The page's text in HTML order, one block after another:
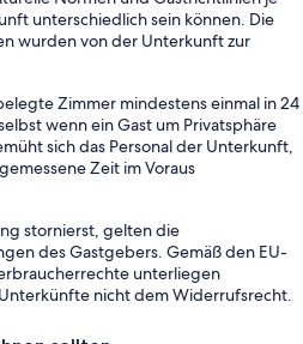
unterschiedlich sein können. Die
wurden von der Unterkunft zur
Zimmer mindestens einmal in 24
wenn ein Gast um Privatsphäre
sich das Personal der Unterkunft,
Zeit im Voraus
stornierst, gelten die
des Gastgebers. Gemäß den EU-
unterliegen
nicht dem Widerrufsrecht.